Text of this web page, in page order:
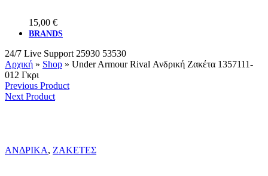
15,00 €
BRANDS
24/7 Live Support 25930 53530
Αρχική » Shop » Under Armour Rival Ανδρική Ζακέτα 1357111-
012 Γκρι
Previous Product
Next Product
ΑΝΔΡΙΚΑ, ΖΑΚΕΤΕΣ